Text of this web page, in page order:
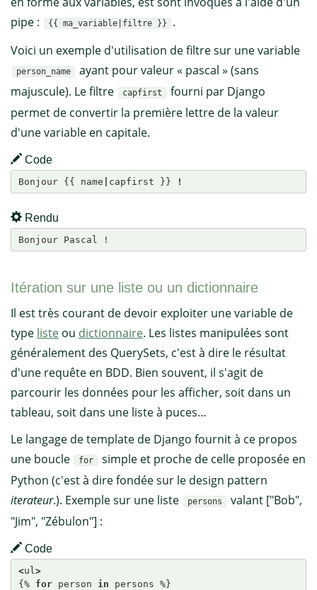
pipe :
{{ ma_variable|filtre }}
.
Voici un exemple d'utilisation de filtre sur une variable
person_name
ayant pour valeur « pascal » (sans
majuscule). Le filtre
capfirst
fourni par Django
permet de convertir la première lettre de la valeur
d'une variable en capitale.
Code
Bonjour {{ name capfirst }} !
Rendu
Bonjour Pascal !
Itération sur une liste ou un dictionnaire
Il est très courant de devoir exploiter une variable de
type liste ou dictionnaire. Les listes manipulées sont
généralement des QuerySets, c'est à dire le résultat
d'une requête en BDD. Bien souvent, il s'agit de
parcourir les données pour les afficher, soit dans un
tableau, soit dans une liste à puces…
Le langage de template de Django fournit à ce propos
une boucle
for
simple et proche de celle proposée en
Python (c'est à dire fondée sur le design pattern
iterateur.). Exemple sur une liste persons
valant ["Bob",
"Jim", "Zébulon"] :
Code
<ul>
{% for person in persons %}